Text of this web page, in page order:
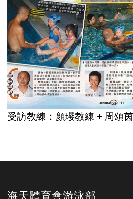
受訪教練：顏瓔教練 + 周頌
海天體育會游泳部